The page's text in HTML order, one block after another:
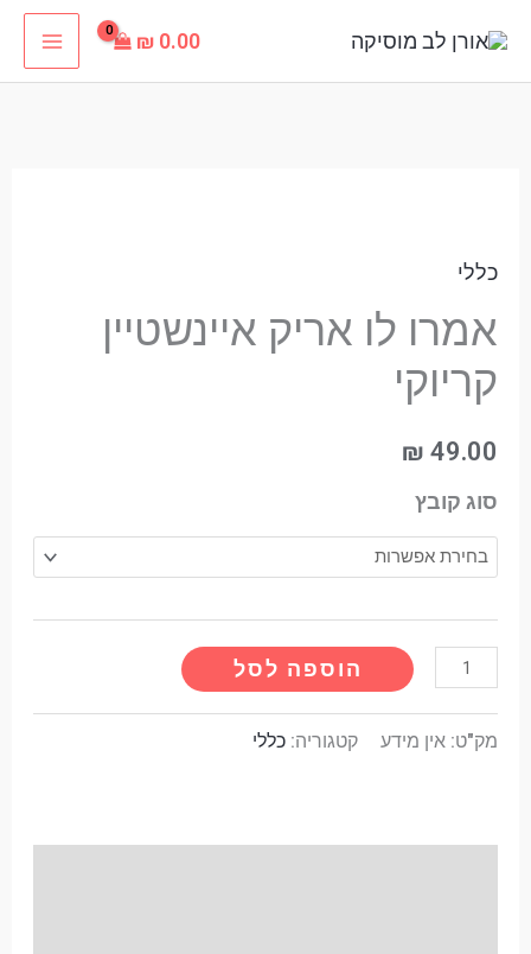
לתוכן
₪ 0.00
כללי
אמרו לו אריק איינשטיין
קריוקי
₪ 49.00
סוג קובץ
אמרו
לו
איינשטיין
הוספה לסל Alternative:
מק"ט: אין מידע קטגוריה: כללי